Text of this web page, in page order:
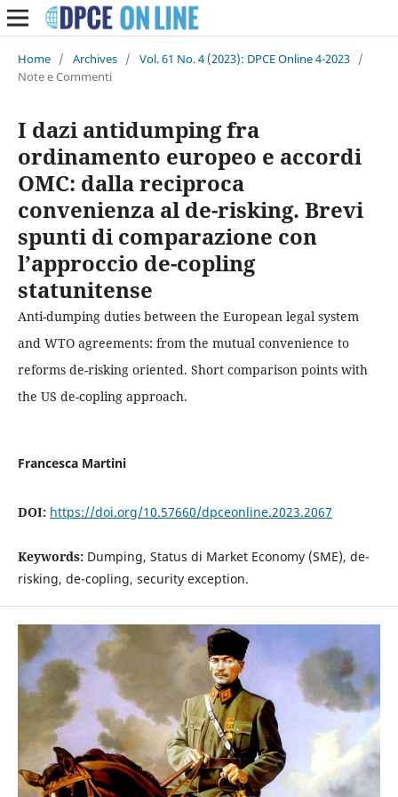
Home / Archives / Vol. 61 No. 4 (2023): DPCE Online 4-2023 /
Note e Commenti
I dazi antidumping fra
ordinamento europeo e accordi
OMC: dalla reciproca
convenienza al de-risking. Brevi
spunti di comparazione con
l’approccio de-copling
statunitense
Anti-dumping duties between the European legal system
and WTO agreements: from the mutual convenience to
reforms de-risking oriented. Short comparison points with
the US de-copling approach.
Francesca Martini
DOI: https://doi.org/10.57660/dpceonline.2023.2067
Keywords: Dumping, Status di Market Economy (SME), de-
risking, de-copling, security exception.